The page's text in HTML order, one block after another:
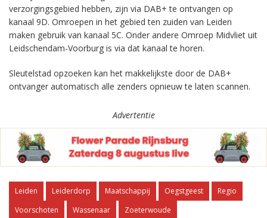
verzorgingsgebied hebben, zijn via DAB+ te ontvangen op
kanaal 9D. Omroepen in het gebied ten zuiden van Leiden
maken gebruik van kanaal 5C. Onder andere Omroep Midvliet uit
Leidschendam-Voorburg is via dat kanaal te horen.
Sleutelstad opzoeken kan het makkelijkste door de DAB+
ontvanger automatisch alle zenders opnieuw te laten scannen.
Advertentie
Leiden Leiderdorp Maatschappij Oegstgeest
Regio
Voorschoten
Wassenaar Zoeterwoude